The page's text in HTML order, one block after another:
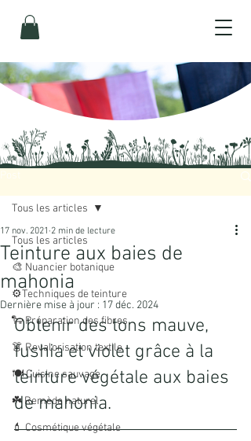
Tous les articles
🎨 Nuancier botanique
⚙️Techniques de teinture
🐑 Préparation des fibres
👗 Revalorisation textile
🍽️ Cuisine sauvage
☘️ Remède naturel
💄 Cosmétique végétale
Tous les articles
Teinture aux baies de
mahonia
17 nov. 2021 2 min de lecture
Dernière mise à jour : 17 déc. 2024
Obtenir des tons mauve,
fushia et violet grâce à la
teinture végétale aux baies
de mahonia.